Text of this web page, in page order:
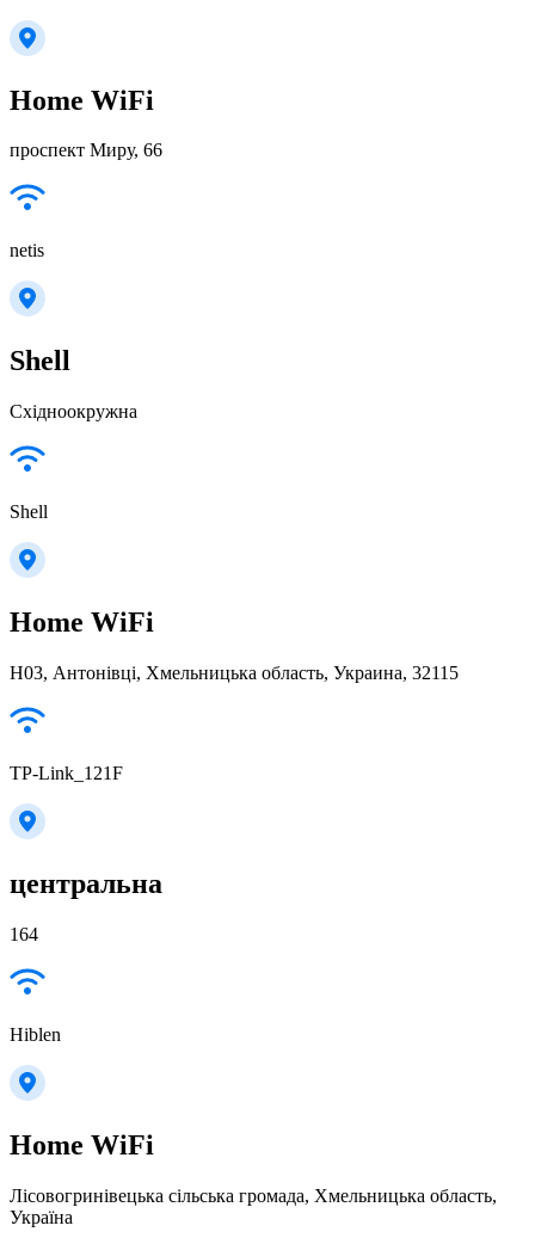
Home WiFi
проспект Миру, 66
netis
Shell
Східноокружна
Shell
Home WiFi
Н03, Антонівці, Хмельницька область, Украина, 32115
TP-Link_121F
центральна
164
Hiblen
Home WiFi
Лісовогринівецька сільська громада, Хмельницька область,
Україна